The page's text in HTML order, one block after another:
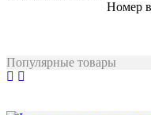
Номер
Популярные товары